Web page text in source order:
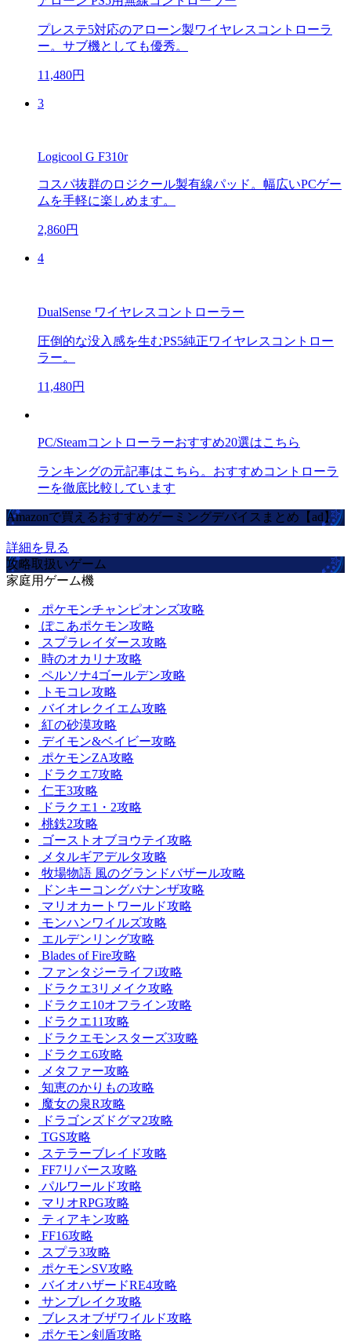
プレステ5対応のアローン製ワイヤレスコントローラ
ー。サブ機としても優秀。
11,480円
3
Logicool G F310r
コスパ抜群のロジクール製有線パッド。幅広いPCゲー
ムを手軽に楽しめます。
2,860円
4
DualSense ワイヤレスコントローラー
圧倒的な没入感を生むPS5純正ワイヤレスコントロー
ラー。
11,480円
PC/Steamコントローラーおすすめ20選はこちら
ランキングの元記事はこちら。おすすめコントローラ
ーを徹底比較しています
Amazonで買えるおすすめゲーミングデバイスまとめ【ad】
詳細を見る
攻略取扱いゲーム
家庭用ゲーム機
ポケモンチャンピオンズ攻略
ぽこあポケモン攻略
スプラレイダース攻略
時のオカリナ攻略
ペルソナ4ゴールデン攻略
トモコレ攻略
バイオレクイエム攻略
紅の砂漠攻略
デイモン&ベイビー攻略
ポケモンZA攻略
ドラクエ7攻略
仁王3攻略
ドラクエ1・2攻略
桃鉄2攻略
ゴーストオブヨウテイ攻略
メタルギアデルタ攻略
牧場物語 風のグランドバザール攻略
ドンキーコングバナンザ攻略
マリオカートワールド攻略
モンハンワイルズ攻略
エルデンリング攻略
Blades of Fire攻略
ファンタジーライフi攻略
ドラクエ3リメイク攻略
ドラクエ10オフライン攻略
ドラクエ11攻略
ドラクエモンスターズ3攻略
ドラクエ6攻略
メタファー攻略
知恵のかりもの攻略
魔女の泉R攻略
ドラゴンズドグマ2攻略
TGS攻略
ステラーブレイド攻略
FF7リバース攻略
パルワールド攻略
マリオRPG攻略
ティアキン攻略
FF16攻略
スプラ3攻略
ポケモンSV攻略
バイオハザードRE4攻略
サンブレイク攻略
ブレスオブザワイルド攻略
ポケモン剣盾攻略